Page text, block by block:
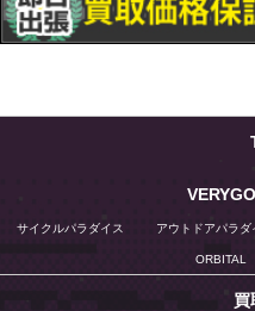
サイクルパラダイス アウトドアパラダ
ORBITAL
買